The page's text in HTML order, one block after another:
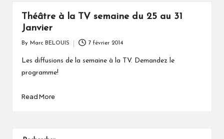
Théâtre à la TV semaine du 25 au 31
Janvier
by
By Marc BELOUIS 7 février 2014
Les diffusions de la semaine à la TV. Demandez le
programme!
Read More